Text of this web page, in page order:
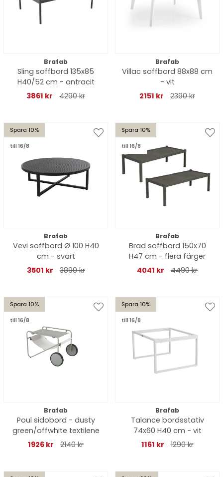
Brafab
Sling soffbord 135x85
H40/52 cm - antracit
3861 kr
4290 kr
Brafab
Villac soffbord 88x88 cm
- vit
2151 kr
2390 kr
Spara 10%
till 16/8
Brafab
Vevi soffbord Ø 100 H40
cm - svart
3501 kr
3890 kr
Spara 10%
till 16/8
Brafab
Brad soffbord 150x70
H47 cm - flera färger
4041 kr
4490 kr
Spara 10%
till 16/8
Brafab
Poul sidobord - dusty
green/offwhite textilene
1926 kr
2140 kr
Spara 10%
till 16/8
Brafab
Talance bordsstativ
74x60 H40 cm - vit
1161 kr
1290 kr